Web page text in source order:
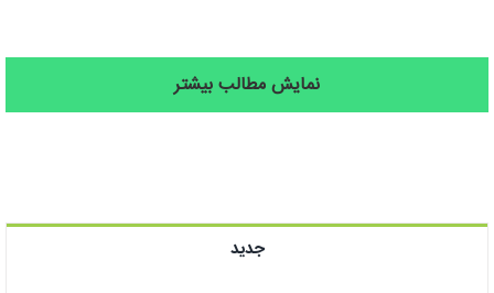
نمایش مطالب بیشتر
جدید